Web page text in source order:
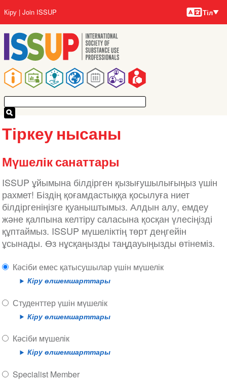
to
main
content
Main
navigation
User
account
menu
Кіру Join ISSUP Тілдер
Тіл
Тіркеу нысаны
Мүшелік санаттары
ISSUP ұйымына білдірген қызығушылығыңыз үшін
рахмет! Біздің қоғамдастыққа қосылуға ниет
білдіргеніңізге қуаныштымыз. Алдын алу, емдеу
және қалпына келтіру саласына қосқан үлесіңізді
құптаймыз. ISSUP мүшеліктің төрт деңгейін
ұсынады. Өз нұсқаңызды таңдауыңызды өтінеміз.
Кәсіби емес қатысушылар үшін мүшелік
Кіру өлшемшарттары
Студенттер үшін мүшелік
Кіру өлшемшарттары
Кәсіби мүшелік
Кіру өлшемшарттары
Specialist Member